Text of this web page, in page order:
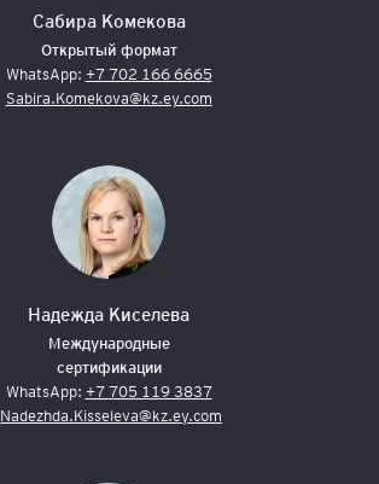
Сабира Комекова
Открытый формат
WhatsApp: +7 702 166 6665
Sabira.Komekova@kz.ey.com
Надежда Киселева
Международные
сертификации
WhatsApp: +7 705 119 3837
Nadezhda.Kisseleva@kz.ey.com